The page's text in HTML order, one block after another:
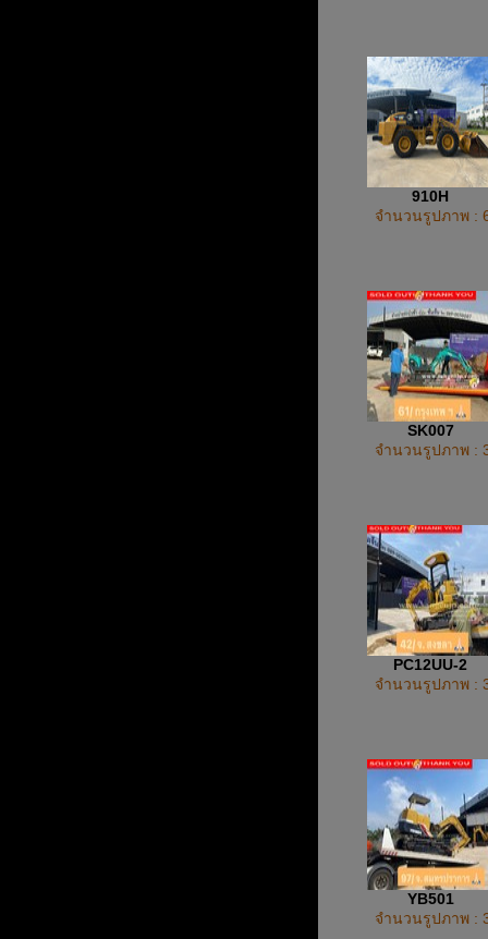
910H
จำนวนรูปภาพ :
SK007
จำนวนรูปภาพ :
PC12UU-2
จำนวนรูปภาพ :
YB501
จำนวนรูปภาพ :